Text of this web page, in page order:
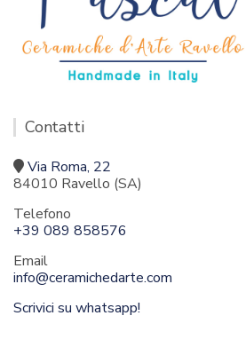
Contatti
Via Roma, 22
84010 Ravello (SA)
Telefono
+39 089 858576
Email
info@ceramichedarte.com
Scrivici su whatsapp!